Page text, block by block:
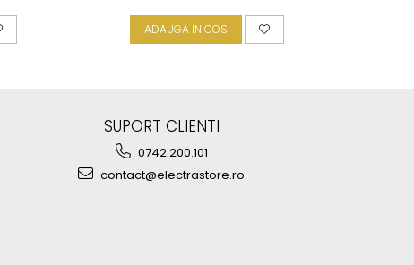
ADAUGA IN COS
SUPORT CLIENTI
0742.200.101
contact@electrastore.ro